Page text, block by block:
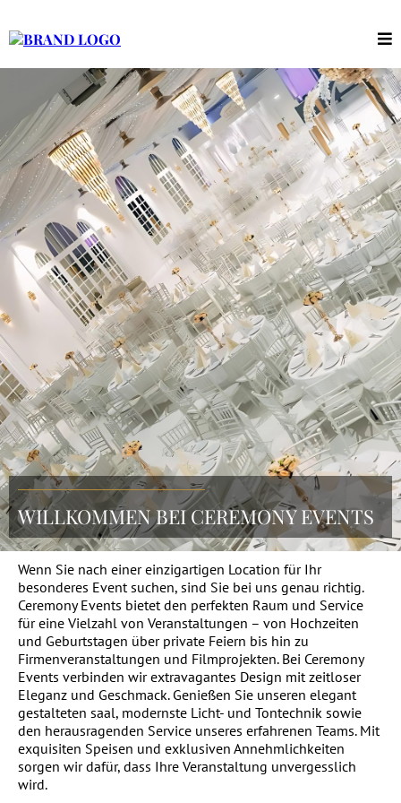
WILLKOMMEN BEI CEREMONY EVENTS
Wenn Sie nach einer einzigartigen Location für Ihr
besonderes Event suchen, sind Sie bei uns genau richtig.
Ceremony Events bietet den perfekten Raum und Service
für eine Vielzahl von Veranstaltungen – von Hochzeiten
und Geburtstagen über private Feiern bis hin zu
Firmenveranstaltungen und Filmprojekten. Bei Ceremony
Events verbinden wir extravagantes Design mit zeitloser
Eleganz und Geschmack. Genießen Sie unseren elegant
gestalteten saal, modernste Licht- und Tontechnik sowie
den herausragenden Service unseres erfahrenen Teams. Mit
exquisiten Speisen und exklusiven Annehmlichkeiten
sorgen wir dafür, dass Ihre Veranstaltung unvergesslich
wird.